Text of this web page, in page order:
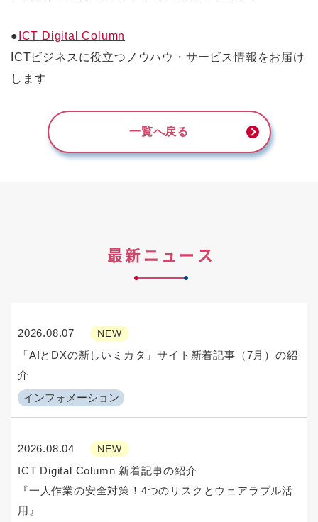
● ICT Digital Column
ICTビジネスに役立つノウハウ・サービス情報をお届け
します
一覧へ戻る
最新ニュース
2026.08.07 NEW
インフォメーション
「AIとDXの新しいミカタ」サイト新着記事（7月）の紹
介
2026.08.04 NEW
ICT Digital Column 新着記事の紹介
『一人作業の安全対策！4つのリスクとウェアラブル活
用』